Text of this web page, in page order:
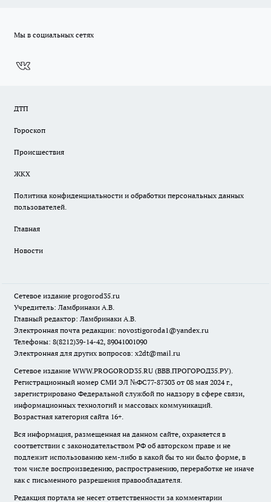
Мы в социальных сетях
ДТП
Гороскоп
Происшествия
ЖКХ
Политика конфиденциальности и обработки персональных данных
пользователей.
Главная
Новости
Сетевое издание progorod35.ru
Учредитель: Ламбринаки А.В.
Главный редактор: Ламбринаки А.В.
Электронная почта редакции: novostigoroda1@yandex.ru
Телефоны: 8(8212)39-14-42, 89041001090
Электронная для других вопросов: x2dt@mail.ru
Сетевое издание WWW.PROGOROD35.RU (ВВВ.ПРОГОРОД35.РУ).
Регистрационный номер СМИ ЭЛ №ФС77-87303 от 08 мая 2024 г.,
зарегистрировано Федеральной службой по надзору в сфере связи,
информационных технологий и массовых коммуникаций.
Возрастная категория сайта 16+.
Вся информация, размещенная на данном сайте, охраняется в
соответствии с законодательством РФ об авторском праве и не
подлежит использованию кем-либо в какой бы то ни было форме, в
том числе воспроизведению, распространению, переработке не иначе
как с письменного разрешения правообладателя.
Редакция портала не несет ответственности за комментарии